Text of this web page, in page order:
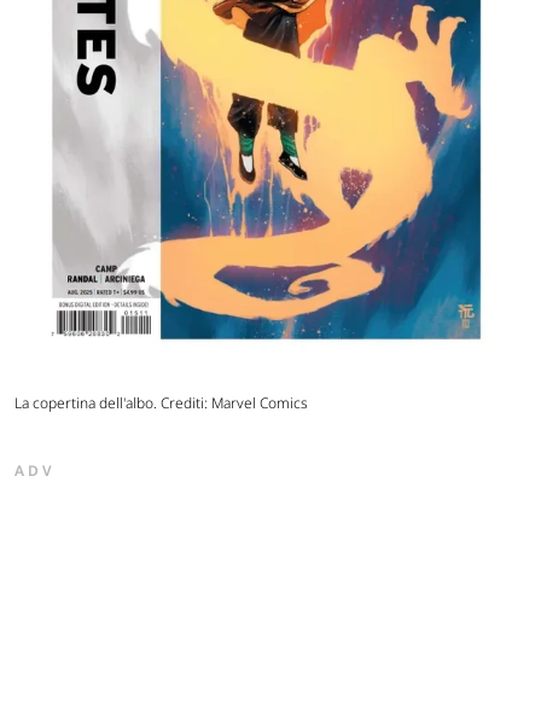
La copertina dell'albo. Crediti: Marvel Comics
ADV